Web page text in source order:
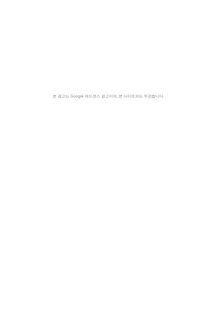
본 광고는 Google 애드센스 광고이며, 본 사이트와는 무관합니다.